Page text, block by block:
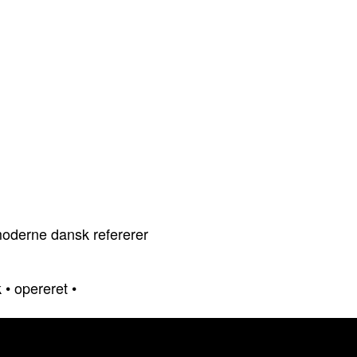
dansk refererer
•opereret •